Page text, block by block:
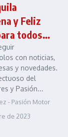
y Feliz
todos…
con noticias,
y novedades.
del
y Pasión...
- Pasión Motor
de 2023